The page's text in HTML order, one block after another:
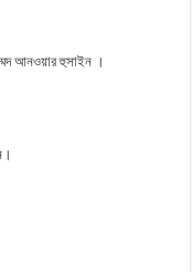
আনওয়ার হুসাইন ।